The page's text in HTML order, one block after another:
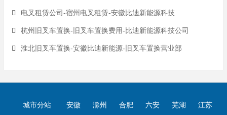
电叉租赁公司-宿州电叉租赁-安徽比迪新能源科技
杭州旧叉车置换-旧叉车置换费用-比迪新能源科技公司
淮北旧叉车置换-安徽比迪新能源-旧叉车置换营业部
城市分站 安徽 滁州 合肥 六安 芜湖 江苏